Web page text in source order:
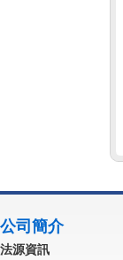
公司簡介
法源資訊